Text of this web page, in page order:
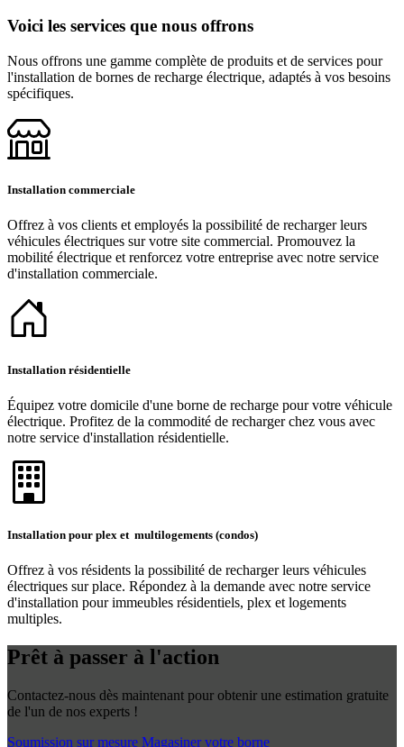
Voici les services que nous offrons
Nous offrons une gamme complète de produits et de services pour
l'installation de bornes de recharge électrique, adaptés à vos besoins
spécifiques.
Installation commerciale
Offrez à vos clients et employés la possibilité de recharger leurs
véhicules électriques sur votre site commercial. Promouvez la
mobilité électrique et renforcez votre entreprise avec notre service
d'installation commerciale.
Installation résidentielle
Équipez votre domicile d'une borne de recharge pour votre véhicule
électrique. Profitez de la commodité de recharger chez vous avec
notre service d'installation résidentielle.
Installation pour plex et multilogements (condos)
Offrez à vos résidents la possibilité de recharger leurs véhicules
électriques sur place. Répondez à la demande avec notre service
d'installation pour immeubles résidentiels, plex et logements
multiples.
Prêt à passer à l'action
Contactez-nous dès maintenant pour obtenir une estimation gratuite
de l'un de nos experts !
Soumission sur mesure Magasiner votre borne